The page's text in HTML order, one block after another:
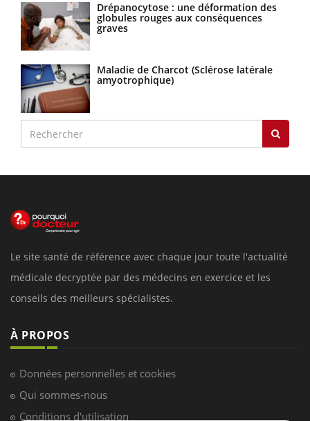
Drépanocytose : une déformation des
globules rouges aux conséquences
graves
Maladie de Charcot (Sclérose latérale
amyotrophique)
Le site santé de référence avec chaque jour toute l'actualité
médicale decryptée par des médecins en exercice et les
conseils des meilleurs spécialistes.
À PROPOS
Données personnelles et cookies
Qui sommes-nous
Conditions d'utilisation